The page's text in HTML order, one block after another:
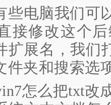
电脑我们可
接修改这个
扩展名，我们
夹和搜索选